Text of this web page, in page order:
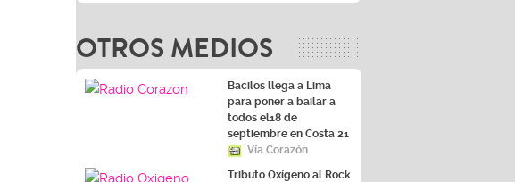
OTROS MEDIOS
Bacilos llega a Lima
para poner a bailar a
todos el18 de
septiembre en Costa 21
Vía Corazón
Tributo Oxígeno al Rock